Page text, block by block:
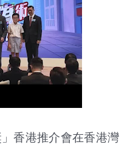
香港推介會在香港灣